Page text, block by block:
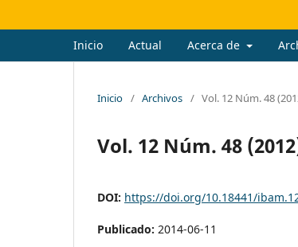
Inicio Actual Acerca de
Inicio / Archivos / Vol. 12 Núm. 48
Vol. 12 Núm. 48
DOI: https://doi.org/10.18441/
Publicado: 2014-06-11